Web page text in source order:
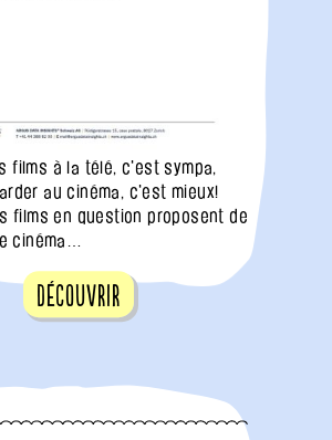
films à la télé, c'est sympa,
au cinéma, c'est mieux!
films en question proposent de
cinéma…
Découvrir